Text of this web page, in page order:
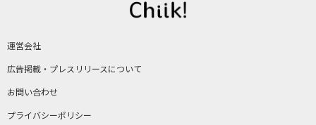
運営会社
広告掲載・プレスリリースについて
お問い合わせ
プライバシーポリシー